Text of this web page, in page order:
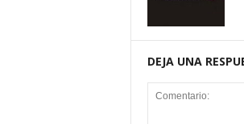
DEJA UNA